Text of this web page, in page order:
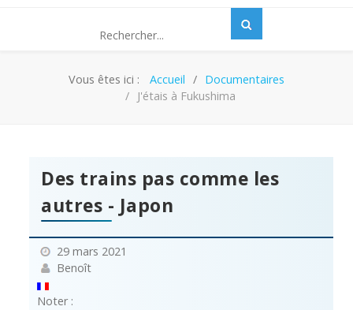
Vous êtes ici : Accueil
Documentaires
J'étais à Fukushima
Des trains pas comme les
autres - Japon
29 mars 2021
Benoît
Noter :